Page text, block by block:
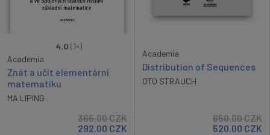
4.0 (1×)
Academia
Znát a učit elementární
matematiku
MA LIPING
365.00CZK
292.00 CZK
Academia
Distribution of Sequences
OTO STRAUCH
650.00CZK
520.00 CZK